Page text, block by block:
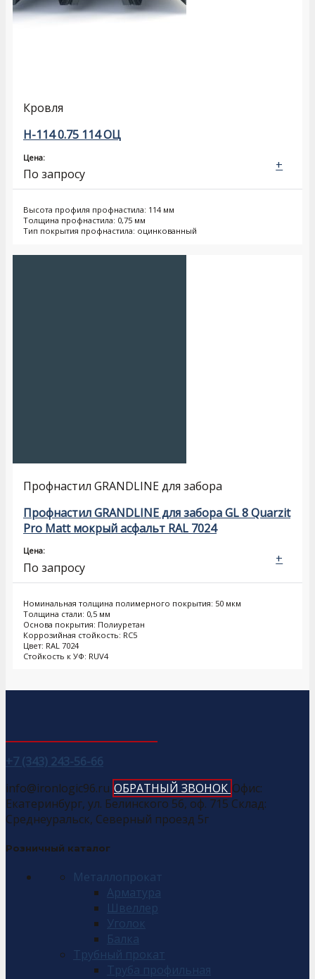
Кровля
Н-114 0.75 114 ОЦ
Цена:
По запросу
Высота профиля профнастила: 114 мм
Толщина профнастила: 0,75 мм
Тип покрытия профнастила: оцинкованный
+
Профнастил GRANDLINE для забора
Профнастил GRANDLINE для забора GL 8 Quarzit
Pro Matt мокрый асфальт RAL 7024
Цена:
По запросу
Номинальная толщина полимерного покрытия: 50 мкм
Толщина стали: 0,5 мм
Основа покрытия: Полиуретан
Коррозийная стойкость: RC5
Цвет: RAL 7024
Стойкость к УФ: RUV4
+
+7 (343) 243-56-66
info@ironlogic96.ru ОБРАТНЫЙ ЗВОНОК Офис:
Екатеринбург, ул. Белинского 56, оф. 715 Склад:
Среднеуральск, Северный проезд 5г
Розничный каталог
Металлопрокат
Арматура
Швеллер
Уголок
Балка
Трубный прокат
Труба профильная